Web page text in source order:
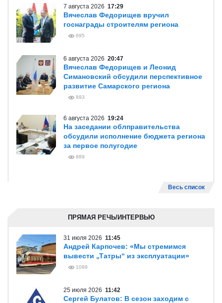
7 августа 2026 17:29
Вячеслав Федорищев вручил
госнаграды строителям региона
695
6 августа 2026 20:47
Вячеслав Федорищев и Леонид
Симановский обсудили перспективное
развитие Самарского региона
893
6 августа 2026 19:24
На заседании облправительства
обсудили исполнение бюджета региона
за первое полугодие
889
Весь список
ПРЯМАЯ РЕЧЬ/ИНТЕРВЬЮ
31 июля 2026 11:45
Андрей Карпочев: «Мы стремимся
вывести „Татры“ из эксплуатации»
1089
25 июля 2026 11:42
Сергей Булатов: В сезон заходим с